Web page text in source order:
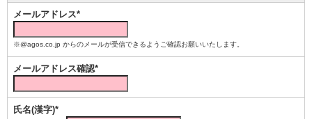
メールアドレス*
※@agos.co.jp からのメールが受信できるようご確認お願いいたします。
メールアドレス確認*
氏名(漢字)*